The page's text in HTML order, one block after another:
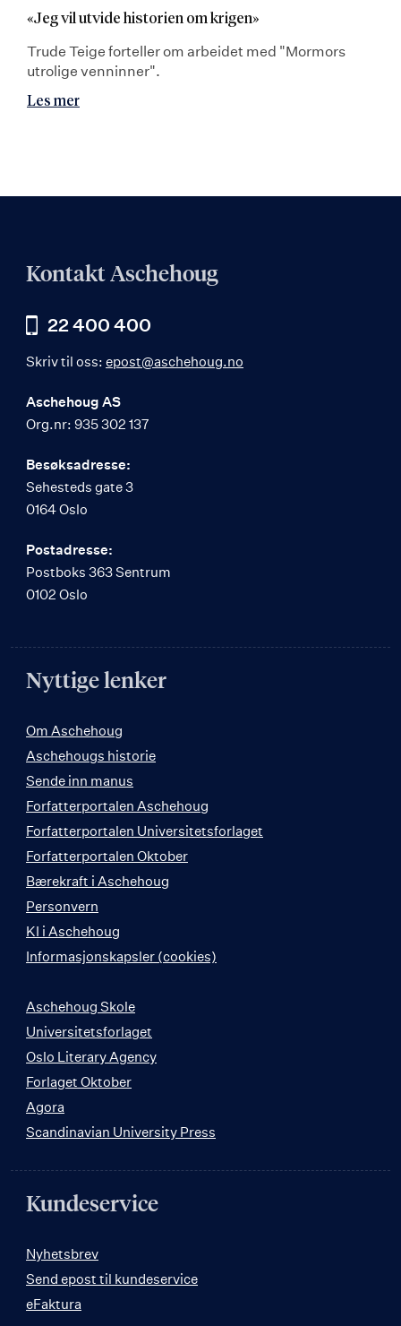
«Jeg vil utvide historien om krigen»
Trude Teige forteller om arbeidet med "Mormors
utrolige venninner".
Les mer
Kontakt Aschehoug
22 400 400
Skriv til oss: epost@aschehoug.no
Aschehoug AS
Org.nr: 935 302 137
Besøksadresse:
Sehesteds gate 3
0164 Oslo
Postadresse:
Postboks 363 Sentrum
0102 Oslo
Nyttige lenker
Om Aschehoug
Aschehougs historie
Sende inn manus
Forfatterportalen Aschehoug
Forfatterportalen Universitetsforlaget
Forfatterportalen Oktober
Bærekraft i Aschehoug
Personvern
KI i Aschehoug
Informasjonskapsler (cookies)
Aschehoug Skole
Universitetsforlaget
Oslo Literary Agency
Forlaget Oktober
Agora
Scandinavian University Press
Kundeservice
Nyhetsbrev
Send epost til kundeservice
eFaktura